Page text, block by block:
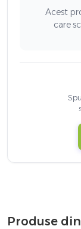
Acest
care
Produse